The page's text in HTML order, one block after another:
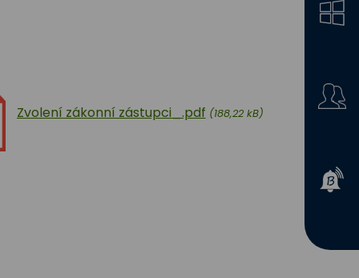
Zvolení zákonní zástupci_.pdf (188,22 kB)